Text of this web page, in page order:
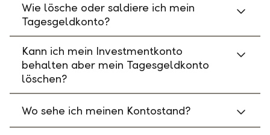
Wie lösche oder saldiere ich mein
Tagesgeldkonto?
Kann ich mein Investmentkonto
behalten aber mein Tagesgeldkonto
löschen?
Wo sehe ich meinen Kontostand?